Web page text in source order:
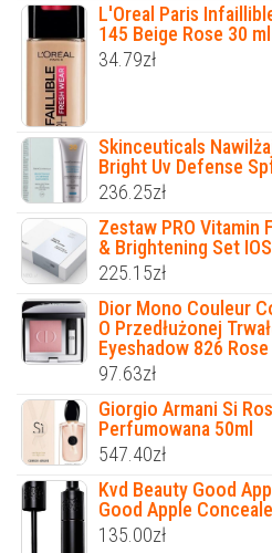
L'Oreal Paris
145 Beige Rose 30 ml
34.79zł
Skinceuticals
Bright Uv Defense
236.25zł
Zestaw PRO Vitamin
& Brightening Set
225.15zł
Dior Mono Couleur
O Przedłużonej
Eyeshadow 826
97.63zł
Giorgio Armani Si
Perfumowana 50ml
547.40zł
Kvd Beauty Good
Good Apple
135.00zł